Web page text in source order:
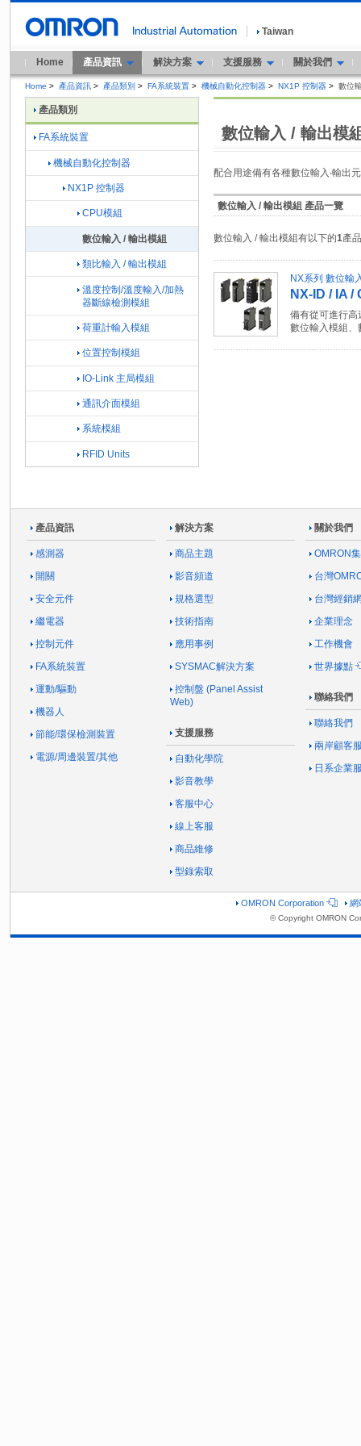
Taiwan
Home 產品資訊 解決方案 支援服務 關於我們
Home > 產品資訊 > 產品類別 > FA系統裝置 > 機械自動化控制器 > NX1P 控制器 > 數位
數位輸入 / 輸出模
配合用途備有各種數位輸入‧輸出
數位輸入 / 輸出模組 產品一覽
數位輸入 / 輸出模組有以下的1產品
NX系列 數位輸
NX-ID / IA /
備有從可進行高
數位輸入模組、
產品類別
FA系統裝置
機械自動化控制器
NX1P 控制器
CPU模組
數位輸入 / 輸出模組
類比輸入 / 輸出模組
溫度控制/溫度輸入/加熱
器斷線檢測模組
荷重計輸入模組
位置控制模組
IO-Link 主局模組
通訊介面模組
系統模組
RFID Units
產品資訊
感測器
開關
安全元件
繼電器
控制元件
FA系統裝置
運動/驅動
機器人
節能/環保檢測裝置
電源/周邊裝置/其他
解決方案
商品主題
影音頻道
規格選型
技術指南
應用事例
SYSMAC解決方案
控制盤 (Panel Assist
Web)
支援服務
自動化學院
影音教學
客服中心
線上客服
商品維修
型錄索取
關於我們
OMRON
台灣
台灣經銷
企業理念
工作機會
世界據點
聯絡我們
聯絡我們
兩岸顧客
日系企業
OMRON Corporation 網
© Copyright OMRON